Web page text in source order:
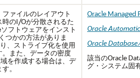
ァイルのレイアウト
のI/Oが分散されるた
フトウェアをインスト
つかの方法がありま
、ストライプ化を使用
また、データの密度
を作成する場合は、デ
。
Oracle Managed
Oracle
Oracle
該当のOracle
グ・システム固